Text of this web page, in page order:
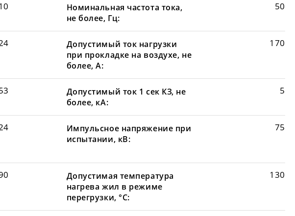
Номинальная частота тока,
не более, Гц:
50
Допустимый ток нагрузки
при прокладке на воздухе, не
более, А:
170
Допустимый ток 1 сек КЗ, не
более, кА:
5
Импульсное напряжение при
испытании, кВ:
75
Допустимая температура
нагрева жил в режиме
перегрузки, °С:
130